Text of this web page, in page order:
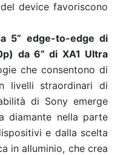
device favoriscono
5” edge-to-edge di
da 6” di XA1 Ultra
che consentono di
livelli straordinari di
di Sony emerge
diamante nella parte
e dalla scelta
in alluminio, che crea